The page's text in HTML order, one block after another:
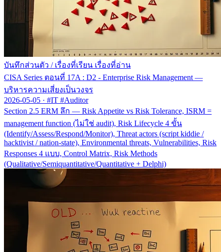
บันทึกส่วนตัว / เรื่องที่เรียน เรื่องที่อ่าน
CISA Series ตอนที่ 17A : D2 - Enterprise Risk Management —
บริหารความเสี่ยงเป็นวงจร
2026-05-05 · #IT #Auditor
Section 2.5 ERM ลึก — Risk Appetite vs Risk Tolerance, ISRM =
management function (ไม่ใช่ audit), Risk Lifecycle 4 ขั้น
(Identify/Assess/Respond/Monitor), Threat actors (script kiddie /
hacktivist / nation-state), Environmental threats, Vulnerabilities, Risk
Responses 4 แบบ, Control Matrix, Risk Methods
(Qualitative/Semiquantitative/Quantitative + Delphi)